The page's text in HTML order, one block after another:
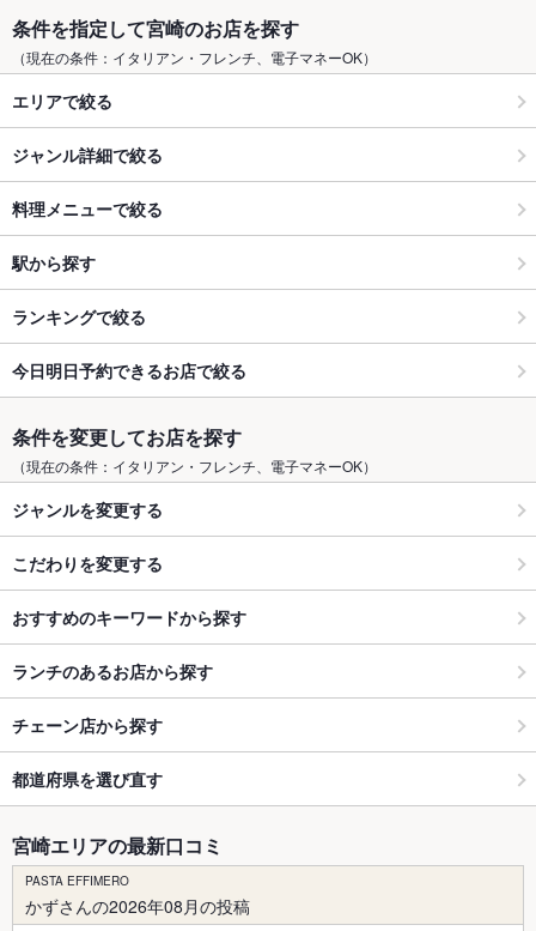
条件を指定して宮崎のお店を探す
（現在の条件：イタリアン・フレンチ、電子マネーOK）
エリアで絞る
ジャンル詳細で絞る
料理メニューで絞る
駅から探す
ランキングで絞る
今日明日予約できるお店で絞る
条件を変更してお店を探す
（現在の条件：イタリアン・フレンチ、電子マネーOK）
ジャンルを変更する
こだわりを変更する
おすすめのキーワードから探す
ランチのあるお店から探す
チェーン店から探す
都道府県を選び直す
宮崎エリアの最新口コミ
PASTA EFFIMERO
かずさんの2026年08月の投稿